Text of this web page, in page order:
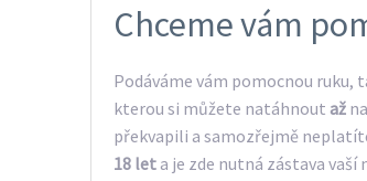
Chceme vám
Podáváme vám pomocnou ruku,
kterou si můžete natáhnout až na
překvapili a samozřejmě
18 let a je zde nutná zástava